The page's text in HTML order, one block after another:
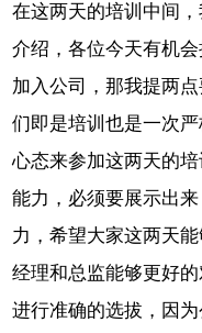
在这两天的培训中间
介绍，各位今天有机
加入公司，那我提两
们即是培训也是一次
心态来参加这两天的
能力，必须要展示出
力，希望大家这两天
经理和总监能够更好
进行准确的选拔，因